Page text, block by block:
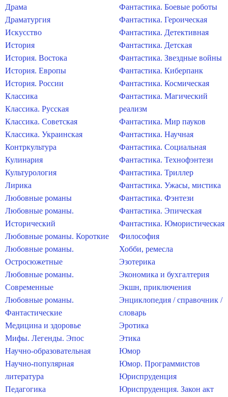
Драма
Драматургия
Искусство
История
История. Востока
История. Европы
История. России
Классика
Классика. Русская
Классика. Советская
Классика. Украинская
Контркультура
Кулинария
Культурология
Лирика
Любовные романы
Любовные романы.
Исторический
Любовные романы. Короткие
Любовные романы.
Остросюжетные
Любовные романы.
Современные
Любовные романы.
Фантастические
Медицина и здоровье
Мифы. Легенды. Эпос
Научно-образовательная
Научно-популярная
литература
Педагогика
Фантастика. Боевые роботы
Фантастика. Героическая
Фантастика. Детективная
Фантастика. Детская
Фантастика. Звездные войны
Фантастика. Киберпанк
Фантастика. Космическая
Фантастика. Магический
реализм
Фантастика. Мир пауков
Фантастика. Научная
Фантастика. Социальная
Фантастика. Технофэнтези
Фантастика. Триллер
Фантастика. Ужасы, мистика
Фантастика. Фэнтези
Фантастика. Эпическая
Фантастика. Юмористическая
Философия
Хобби, ремесла
Эзотерика
Экономика и бухгалтерия
Экшн, приключения
Энциклопедия / справочник /
словарь
Эротика
Этика
Юмор
Юмор. Программистов
Юриспруденция
Юриспруденция. Закон акт